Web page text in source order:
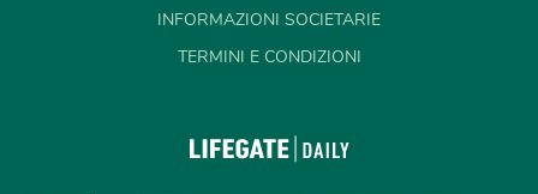
INFORMAZIONI SOCIETARIE
TERMINI E CONDIZIONI